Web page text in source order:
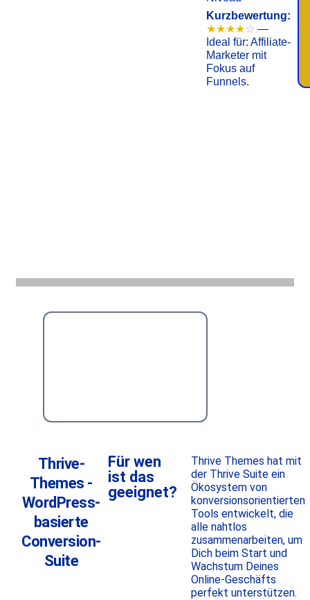
Kurzbewertung:
★★★★☆ —
Ideal für: Affiliate-
Marketer mit
Fokus auf
Funnels.
Thrive-
Themes -
WordPress-
basierte
Conversion-
Suite
Für wen
ist das
geeignet?
Thrive Themes hat mit
der Thrive Suite ein
Ökosystem von
konversionsorientierten
Tools entwickelt, die
alle nahtlos
zusammenarbeiten, um
Dich beim Start und
Wachstum Deines
Online-Geschäfts
perfekt unterstützen.